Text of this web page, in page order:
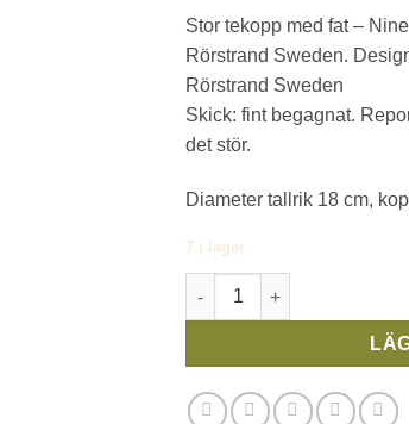
Stor tekopp med fat –
Rörstrand Sweden.
Rörstrand Sweden
Skick: fint begagnat.
det stör.
Diameter tallrik 18 cm,
7 i lager
Rörstrand brun tekopp